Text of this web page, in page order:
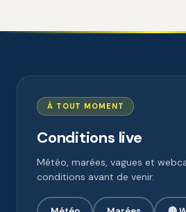
À TOUT MOMENT
Conditions live
Météo, marées, vagues et
conditions avant de venir.